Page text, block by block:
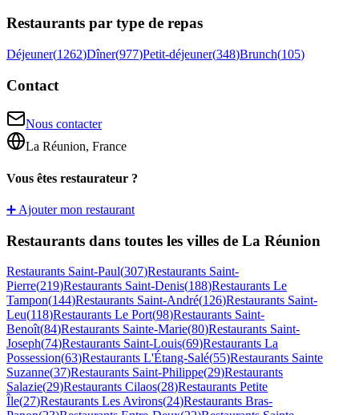
Restaurants par type de repas
Déjeuner(1262)Dîner(977)Petit-déjeuner(348)Brunch(105)
Contact
Nous contacter
La Réunion, France
Vous êtes restaurateur ?
➕ Ajouter mon restaurant
Restaurants dans toutes les villes de La Réunion
Restaurants Saint-Paul(307)Restaurants Saint-
Pierre(219)Restaurants Saint-Denis(188)Restaurants Le
Tampon(144)Restaurants Saint-André(126)Restaurants Saint-
Leu(118)Restaurants Le Port(98)Restaurants Saint-
Benoît(84)Restaurants Sainte-Marie(80)Restaurants Saint-
Joseph(74)Restaurants Saint-Louis(69)Restaurants La
Possession(63)Restaurants L'Étang-Salé(55)Restaurants Sainte
Suzanne(37)Restaurants Saint-Philippe(29)Restaurants
Salazie(29)Restaurants Cilaos(28)Restaurants Petite
Île(27)Restaurants Les Avirons(24)Restaurants Bras-